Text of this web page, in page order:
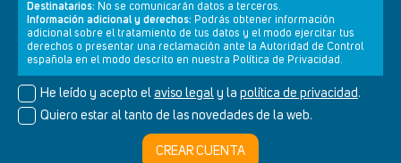
Destinatarios: No se comunicarán datos a terceros.
Información adicional y derechos: Podrás obtener información
adicional sobre el tratamiento de tus datos y el modo ejercitar tus
derechos o presentar una reclamación ante la Autoridad de Control
española en el modo descrito en nuestra Política de Privacidad.
He leído y acepto el aviso legal y la política de privacidad.
Quiero estar al tanto de las novedades de la web.
CREAR CUENTA
Newsletter Aviso legal Política de privacidad Política de cookies
© Cultura+ 2026. Todos los derechos reservados